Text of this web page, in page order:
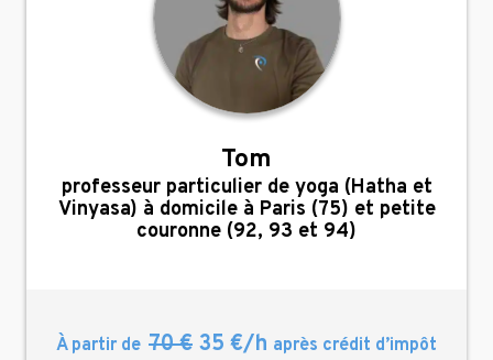
Tom
,
professeur particulier de yoga (Hatha et
Vinyasa) à domicile à Paris (75) et petite
couronne (92, 93 et 94)
À partir de 70 € 35 €/h après crédit d’impôt